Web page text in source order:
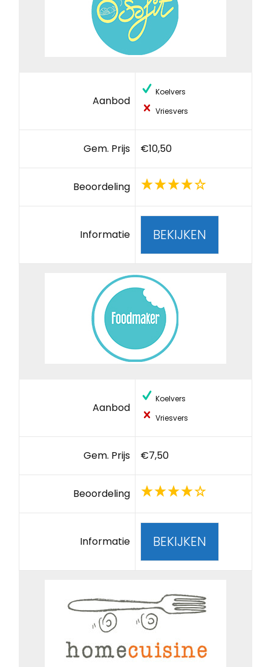
Aanbod
Koelvers
Vriesvers
Gem. Prijs €10,50
Beoordeling
Informatie BEKIJKEN
Aanbod
Koelvers
Vriesvers
Gem. Prijs €7,50
Beoordeling
Informatie BEKIJKEN